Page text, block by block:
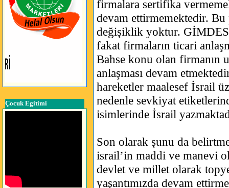
Çocuk Egitimi
firmalara sertifika
devam ettirmemektedir.
değişiklik yoktur.
fakat firmaların ticari
Bahse konu olan firmanın
anlaşması devam
hareketler maalesef İsrail
nedenle sevkiyat
isimlerinde İsrail
Son olarak şunu da
israil’in maddi ve manevi
devlet ve millet olarak
yaşantımızda devam